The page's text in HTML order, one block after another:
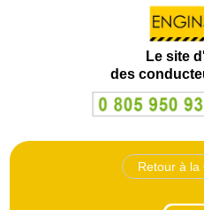
Le site
des
Retour à la